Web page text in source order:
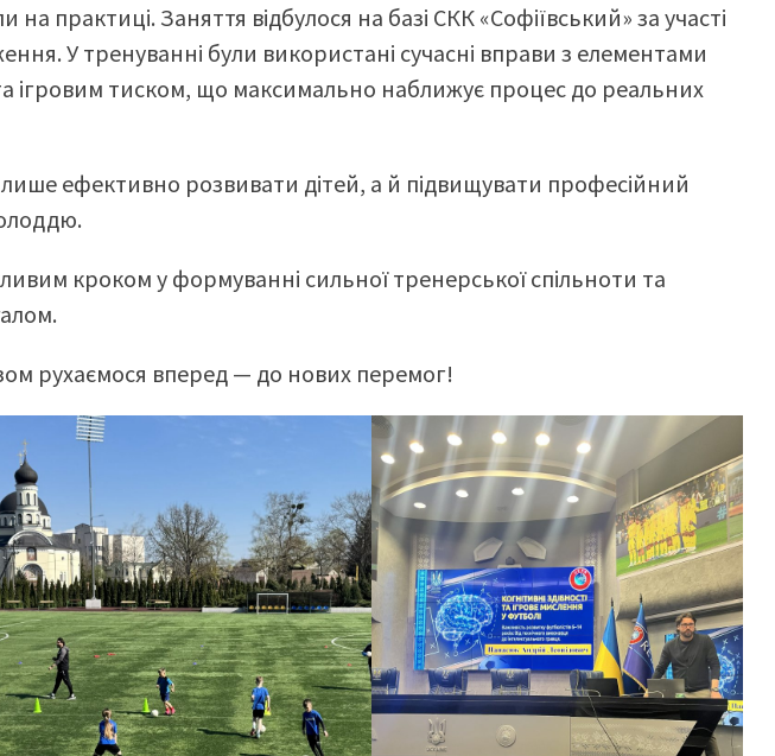
практиці. Заняття відбулося на базі СКК «Софіївський» за участі
У тренуванні були використані сучасні вправи з елементами
ігровим тиском, що максимально наближує процес до реальних
ефективно розвивати дітей, а й підвищувати професійний
кроком у формуванні сильної тренерської спільноти та
рухаємося вперед — до нових перемог!